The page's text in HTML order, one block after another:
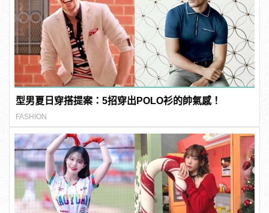
型男夏日穿搭提案：5招穿出POLO衫的帥氣感！
FASHION